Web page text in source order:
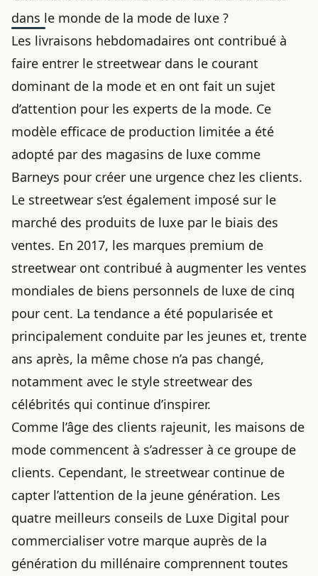
dans le monde de la mode de luxe ?
Les livraisons hebdomadaires ont contribué à
faire entrer le streetwear dans le courant
dominant de la mode et en ont fait un sujet
d’attention pour les experts de la mode. Ce
modèle efficace de production limitée a été
adopté par des magasins de luxe comme
Barneys pour créer une urgence chez les clients.
Le streetwear s’est également imposé sur le
marché des produits de luxe par le biais des
ventes. En 2017, les marques premium de
streetwear ont contribué à augmenter les ventes
mondiales de biens personnels de luxe de cinq
pour cent. La tendance a été popularisée et
principalement conduite par les jeunes et, trente
ans après, la même chose n’a pas changé,
notamment avec le style streetwear des
célébrités qui continue d’inspirer.
Comme l’âge des clients rajeunit, les maisons de
mode commencent à s’adresser à ce groupe de
clients. Cependant, le streetwear continue de
capter l’attention de la jeune génération. Les
quatre meilleurs conseils de Luxe Digital pour
commercialiser votre marque auprès de la
génération du millénaire comprennent toutes